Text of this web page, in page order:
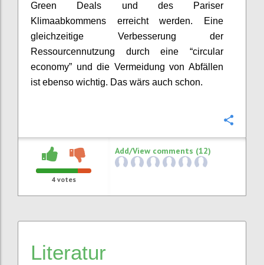
Green Deals und des Pariser
Klimaabkommens erreicht werden. Eine
gleichzeitige Verbesserung der
Ressourcennutzung durch eine “circular
economy” und die Vermeidung von Abfällen
ist ebenso wichtig. Das wärs auch schon.
4 votes
Add/View comments (12)
Literatur